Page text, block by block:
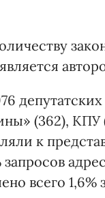
(362), КПУ
к
всего 1,6%